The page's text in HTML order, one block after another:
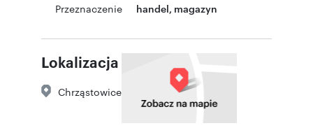
Przeznaczenie handel, magazyn
Lokalizacja
Chrząstowice